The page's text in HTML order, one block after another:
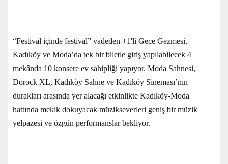
“Festival içinde festival” vadeden +1'li Gece Gezmesi,
Kadıköy ve Moda’da tek bir biletle giriş yapılabilecek 4
mekânda 10 konsere ev sahipliği yapıyor. Moda Sahnesi,
Dorock XL, Kadıköy Sahne ve Kadıköy Sineması’nın
durakları arasında yer alacağı etkinlikte Kadıköy-Moda
hattında mekik dokuyacak müzikseverleri geniş bir müzik
yelpazesi ve özgün performanslar bekliyor.